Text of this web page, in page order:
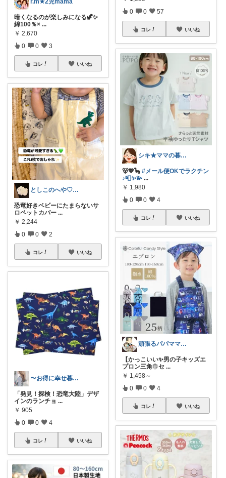
r.m★2児mama
暗くなるのが楽しみになる🦖✨
綿100％× ...
￥ 2,670
0 0 3
コレ いいね
としこのへや♡ベビーと私の好きなもの
恐竜好きベビーにたまらないサ
ロペットカバー ...
￥ 2,244
0 0 2
コレ いいね
〜お得に幸せ暮らし〜
「発見！探検！恐竜大陸」デザ
インのランチョ ...
￥ 905
0 0 4
コレ いいね
0 0 57
コレ いいね
シキ★ママの暮らし、キッズ
🐻💖🦕 #メール便OKでラクチン
♪📮✨💫 ...
￥ 1,980
0 0 4
コレ いいね
頑張るパパママ応援隊@育児・子供用品紹介
【かっこいい✨男の子キッズエ
プロン三角巾セ ...
￥ 1,458～
0 0 4
コレ いいね